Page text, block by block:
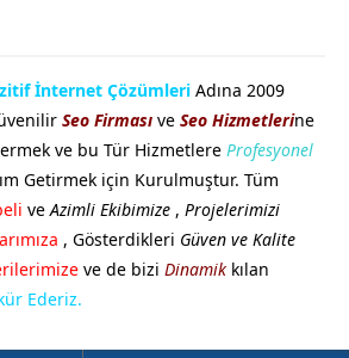
İnternet Çözümleri Adına 2009
Seo Firması ve Seo Hizmetlerine
ve bu Tür Hizmetlere Profesyonel
Getirmek için Kurulmuştur. Tüm
veAzimli Ekibimize , Projelerimizi
, Gösterdikleri Güven ve Kalite
ve de bizi Dinamik kılan
Ederiz.
GÖKMEN